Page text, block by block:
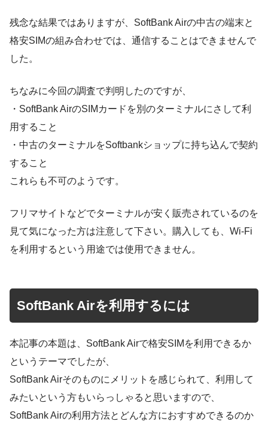
残念な結果ではありますが、SoftBank Airの中古の端末と
格安SIMの組み合わせでは、通信することはできませんで
した。
ちなみに今回の調査で判明したのですが、
・SoftBank AirのSIMカードを別のターミナルにさして利
用すること
・中古のターミナルをSoftbankショップに持ち込んで契約
すること
これらも不可のようです。
フリマサイトなどでターミナルが安く販売されているのを
見て気になった方は注意して下さい。購入しても、Wi-Fi
を利用するという用途では使用できません。
SoftBank Airを利用するには
本記事の本題は、SoftBank Airで格安SIMを利用できるか
というテーマでしたが、
SoftBank Airそのものにメリットを感じられて、利用して
みたいという方もいらっしゃると思いますので、
SoftBank Airの利用方法とどんな方におすすめできるのか